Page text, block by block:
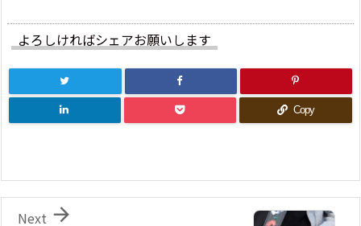
よろしければシェアお願いします
Copy

Next